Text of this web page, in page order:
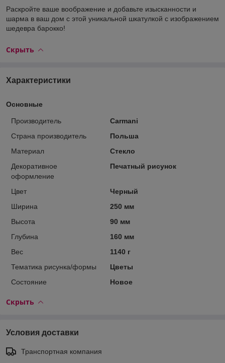
Раскройте ваше воображение и добавьте изысканности и
шарма в ваш дом с этой уникальной шкатулкой с изображением
шедевра барокко!
Скрыть
Характеристики
Основные
Производитель
Carmani
Страна производитель
Польша
Материал
Стекло
Декоративное
оформление
Печатный рисунок
Цвет
Черный
Ширина
250 мм
Высота
90 мм
Глубина
160 мм
Вес
1140 г
Тематика рисунка/формы
Цветы
Состояние
Новое
Скрыть
Условия доставки
Транспортная компания